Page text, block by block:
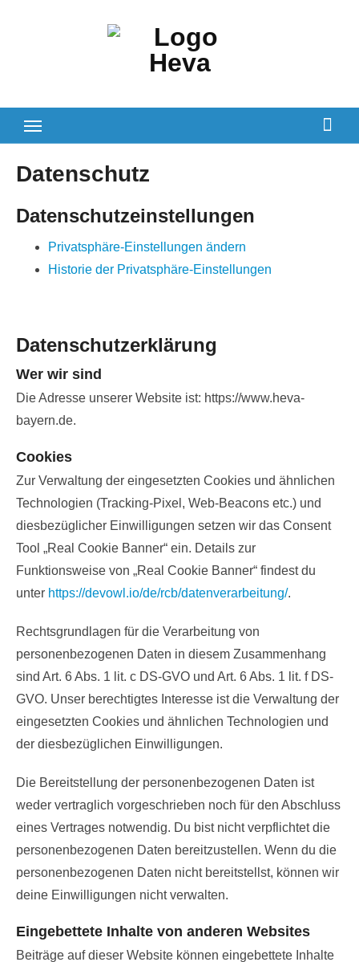
Datenschutz
Datenschutzeinstellungen
Privatsphäre-Einstellungen ändern
Historie der Privatsphäre-Einstellungen
Datenschutzerklärung
Wer wir sind
Die Adresse unserer Website ist: https://www.heva-
bayern.de.
Cookies
Zur Verwaltung der eingesetzten Cookies und ähnlichen
Technologien (Tracking-Pixel, Web-Beacons etc.) und
diesbezüglicher Einwilligungen setzen wir das Consent
Tool „Real Cookie Banner“ ein. Details zur
Funktionsweise von „Real Cookie Banner“ findest du
unter https://devowl.io/de/rcb/datenverarbeitung/.
Rechtsgrundlagen für die Verarbeitung von
personenbezogenen Daten in diesem Zusammenhang
sind Art. 6 Abs. 1 lit. c DS-GVO und Art. 6 Abs. 1 lit. f DS-
GVO. Unser berechtigtes Interesse ist die Verwaltung der
eingesetzten Cookies und ähnlichen Technologien und
der diesbezüglichen Einwilligungen.
Die Bereitstellung der personenbezogenen Daten ist
weder vertraglich vorgeschrieben noch für den Abschluss
eines Vertrages notwendig. Du bist nicht verpflichtet die
personenbezogenen Daten bereitzustellen. Wenn du die
personenbezogenen Daten nicht bereitstellst, können wir
deine Einwilligungen nicht verwalten.
Eingebettete Inhalte von anderen Websites
Beiträge auf dieser Website können eingebettete Inhalte